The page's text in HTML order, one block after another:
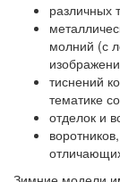
различных
молний (с
тиснений
тематике
отделок и